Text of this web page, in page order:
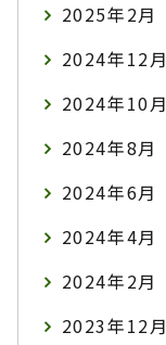
2025年2月
2024年12月
2024年10月
2024年8月
2024年6月
2024年4月
2024年2月
2023年12月